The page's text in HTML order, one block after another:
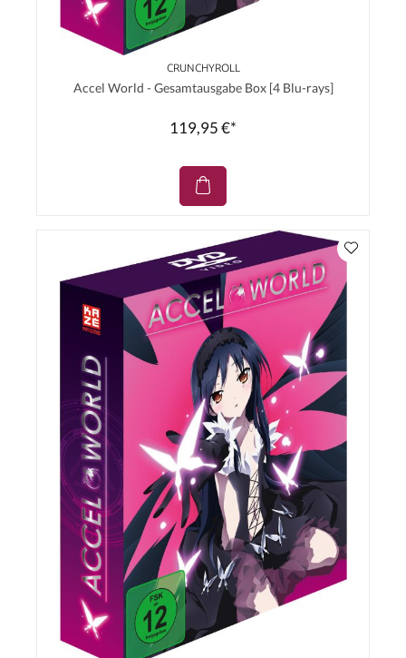
CRUNCHYROLL
Accel World - Gesamtausgabe Box [4 Blu-rays]
119,95 €*